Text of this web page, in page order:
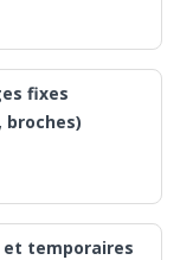
fixes
et temporaires